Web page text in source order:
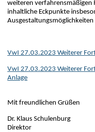
weiteren verfahrensmäßigen
inhaltliche Eckpunkte
VwI 27.03.2023 Weiterer
VwI 27.03.2023 Weiterer
Anlage
Mit freundlichen Grüßen
Dr. Klaus Schulenburg
Direktor